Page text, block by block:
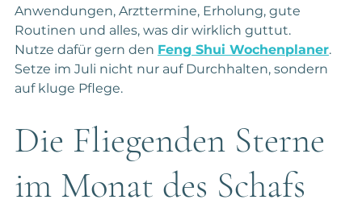
Anwendungen, Arzttermine, Erholung, gute
Routinen und alles, was dir wirklich guttut.
Nutze dafür gern den Feng Shui Wochenplaner.
Setze im Juli nicht nur auf Durchhalten, sondern
auf kluge Pflege.
Die Fliegenden Sterne
im Monat des Schafs